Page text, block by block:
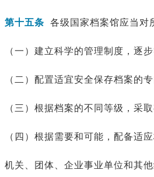
第十五条 各级国家档案馆应当对
（一）建立科学的管理制度，逐
（二）配置适宜安全保存档案的
（三）根据档案的不同等级，采
（四）根据需要和可能，配备适
机关、团体、企业事业单位和其